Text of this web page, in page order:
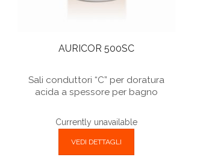
AURICOR 500SC
Sali conduttori “C” per doratura
acida a spessore per bagno
Currently unavailable
VEDI DETTAGLI